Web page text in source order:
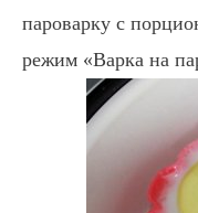
пароварку с
режим «Варка на